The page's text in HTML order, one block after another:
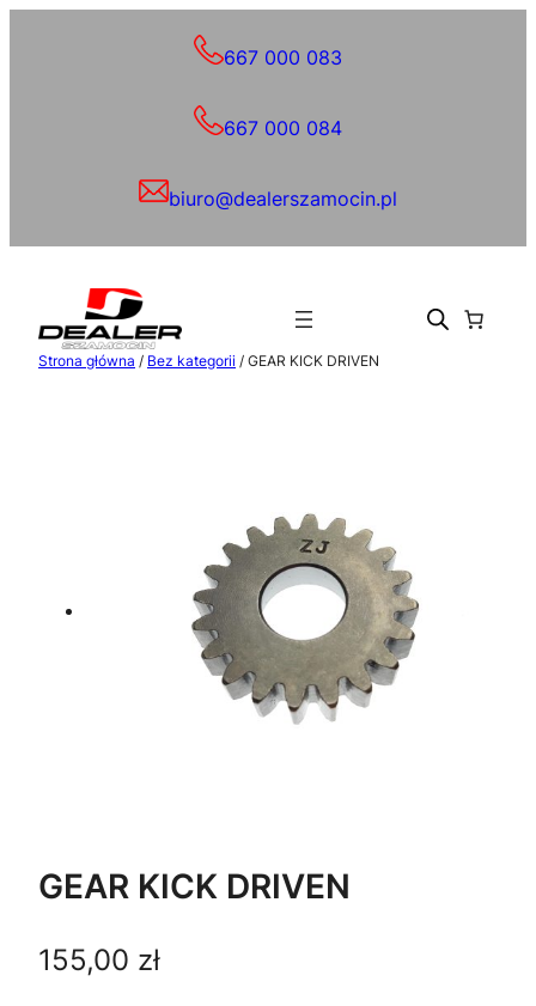
667 000 083
667 000 084
biuro@dealerszamocin.pl
Strona główna / Bez kategorii / GEAR KICK DRIVEN
GEAR KICK DRIVEN
155,00 zł